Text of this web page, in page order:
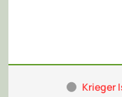
Krieger